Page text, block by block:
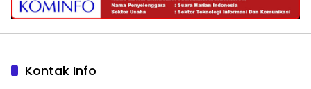
Kontak Info